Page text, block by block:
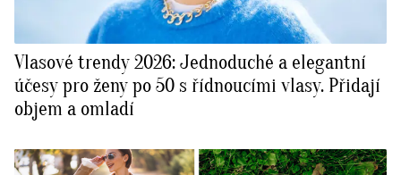
Vlasové trendy 2026: Jednoduché a elegantní
účesy pro ženy po 50 s řídnoucími vlasy. Přidají
objem a omladí